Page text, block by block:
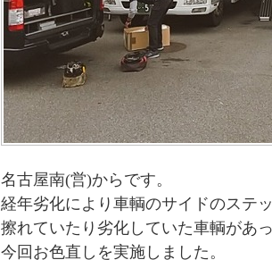
名古屋南(営)からです。
経年劣化により車輌のサイドのステ
擦れていたり劣化していた車輌があ
今回お色直しを実施しました。